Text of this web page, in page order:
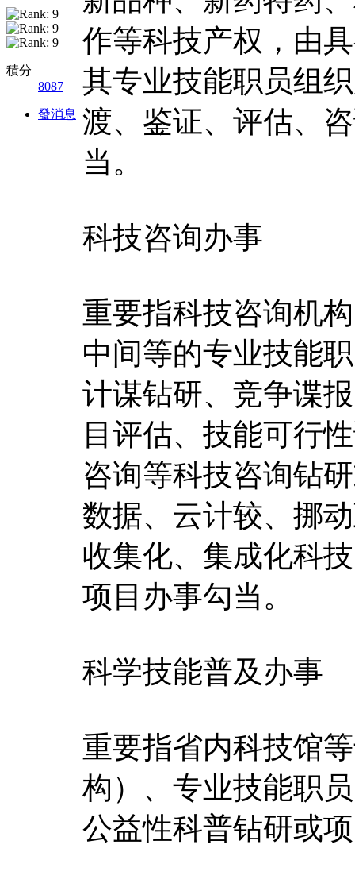
積分
8087
發消息
作等科技产权，由
其专业技能职员组
渡、鉴证、评估、
当。
科技咨询办事
重要指科技咨询机
中间等的专业技能
计谋钻研、竞争谍
目评估、技能可行
咨询等科技咨询钻
数据、云计较、挪
收集化、集成化科
项目办事勾当。
科学技能普及办事
重要指省内科技馆
构）、专业技能职
公益性科普钻研或